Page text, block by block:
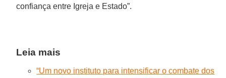
confiança entre Igreja e Estado”.
Leia mais
“Um novo instituto para intensificar o combate dos